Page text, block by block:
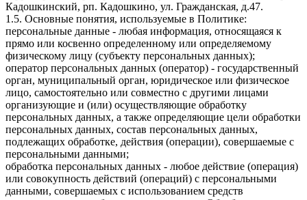
Кадошкинский, рп. Кадошкино, ул. Гражданская, д.47.
1.5. Основные понятия, используемые в Политике:
персональные данные - любая информация, относящаяся к
прямо или косвенно определенному или определяемому
физическому лицу (субъекту персональных данных);
оператор персональных данных (оператор) - государственный
орган, муниципальный орган, юридическое или физическое
лицо, самостоятельно или совместно с другими лицами
организующие и (или) осуществляющие обработку
персональных данных, а также определяющие цели обработки
персональных данных, состав персональных данных,
подлежащих обработке, действия (операции), совершаемые с
персональными данными;
обработка персональных данных - любое действие (операция)
или совокупность действий (операций) с персональными
данными, совершаемых с использованием средств